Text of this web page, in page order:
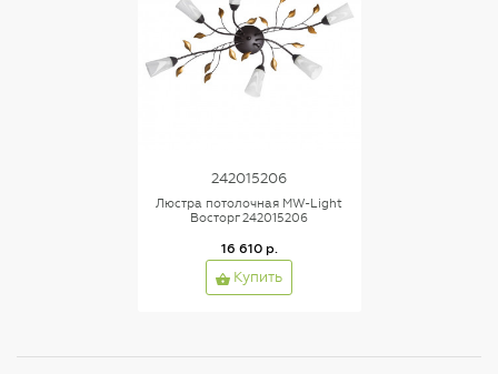
242015206
Люстра потолочная MW-Light
Восторг 242015206
16 610 р.
Купить